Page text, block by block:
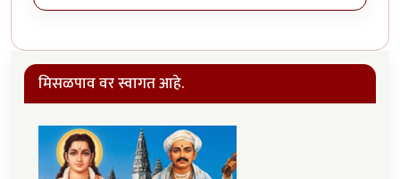
मिसळपाव वर स्वागत आहे.